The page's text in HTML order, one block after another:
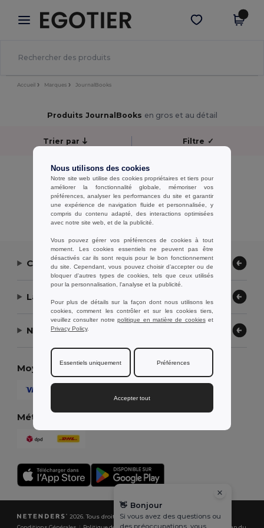
× Appli Egotier
Meilleurs prix sur l’app !
Obtenir l'appli
Accueil Marques JournalBooks
Produits JournalBooks en gros et au détail
Trier par Filtre ✓
Aucun résultat.
Aucun résultat.
Affichage De Tous Les Produits.
Contactez-nous
Laissez-nous vous aider
Notre entreprise
Moyens de paiement
Méthodes d'expédition
2026. Tous droits réservés
Nous utilisons des cookies
Notre site web utilise des cookies propriétaires et tiers pour
améliorer la fonctionnalité globale, mémoriser vos
préférences, analyser les performances du site et garantir
une expérience de navigation fluide et personnalisée, y
compris du contenu adapté, des interactions optimisées
avec notre site web, et de la publicité.
Vous pouvez gérer vos préférences de cookies à tout
moment. Les cookies essentiels ne peuvent pas être
désactivés car ils sont requis pour le bon fonctionnement
du site. Cependant, vous pouvez choisir d’accepter ou de
bloquer d'autres types de cookies, tels que ceux utilisés
pour la personnalisation, l'analyse et la publicité.
Pour plus de détails sur la façon dont nous utilisons les
cookies, comment les contrôler et sur les cookies tiers,
veuillez consulter notrepolitique en matière de cookieset
Privacy Policy.
Essentiels uniquement Préférences
Accepter tout
👋 Bonjour
Si vous avez des questions ou
des préoccupations, vous